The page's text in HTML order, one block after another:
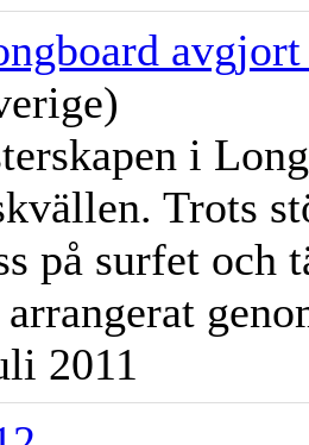
avgjort
i
Trots
på surfet och
2011